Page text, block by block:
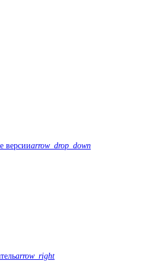
версииarrow_drop_down
arrow_right